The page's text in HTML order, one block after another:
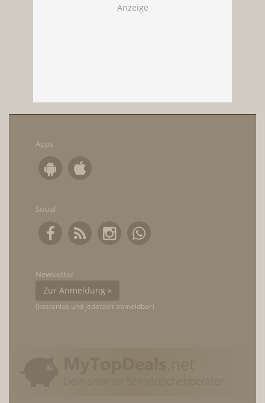
Apps
Social
Newsletter
Zur Anmeldung »
(kostenlos und jederzeit abmeldbar)